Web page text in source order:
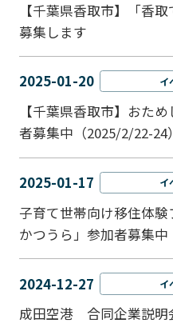
【千葉県香取市】「香
募集します
2025-01-20 イ
【千葉県香取市】おた
者募集中（2025/2/22-24）
2025-01-17 イ
子育て世帯向け移住体
かつうら」参加者募集中
2024-12-27 イ
成田空港 合同企業説明